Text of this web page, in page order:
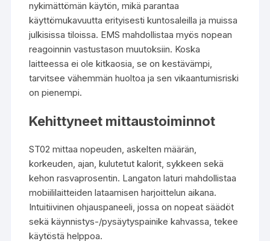
nykimättömän käytön, mikä parantaa
käyttömukavuutta erityisesti kuntosaleilla ja muissa
julkisissa tiloissa. EMS mahdollistaa myös nopean
reagoinnin vastustason muutoksiin. Koska
laitteessa ei ole kitkaosia, se on kestävämpi,
tarvitsee vähemmän huoltoa ja sen vikaantumisriski
on pienempi.
Kehittyneet mittaustoiminnot
ST02 mittaa nopeuden, askelten määrän,
korkeuden, ajan, kulutetut kalorit, sykkeen sekä
kehon rasvaprosentin. Langaton laturi mahdollistaa
mobiililaitteiden lataamisen harjoittelun aikana.
Intuitiivinen ohjauspaneeli, jossa on nopeat säädöt
sekä käynnistys-/pysäytyspainike kahvassa, tekee
käytöstä helppoa.